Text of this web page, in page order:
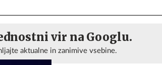
vir na Googlu.
aktualne in zanimive vsebine.